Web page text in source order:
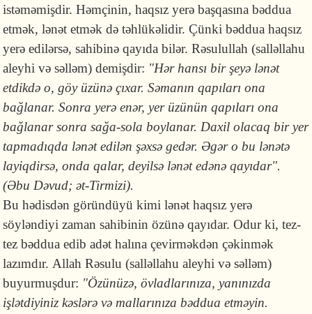
istəməmişdir. Həmçinin, haqsız yerə başqasına bəddua
etmək, lənət etmək də təhlükəlidir. Çünki bəddua haqsız
yerə edilərsə, sahibinə qayıda bilər. Rəsulullah (salləllahu
aleyhi və səlləm) demişdir: "Hər hansı bir şeyə lənət
etdikdə o, göy üzünə çıxar. Səmanın qapıları ona
bağlanar. Sonra yerə enər, yer üzünün qapıları ona
bağlanar sonra sağa-sola boylanar. Daxil olacaq bir yer
tapmadıqda lənət edilən şəxsə gedər. Əgər o bu lənətə
layiqdirsə, onda qalar, deyilsə lənət edənə qayıdar".
(Əbu Dəvud; ət-Tirmizi).
Bu hədisdən göründüyü kimi lənət haqsız yerə
söyləndiyi zaman sahibinin özünə qayıdar. Odur ki, tez-
tez bəddua edib adət halına çevirməkdən çəkinmək
lazımdır. Allah Rəsulu (salləllahu aleyhi və səlləm)
buyurmuşdur: "Özünüzə, övladlarınıza, yanınızda
işlətdiyiniz kəslərə və mallarınıza bəddua etməyin.